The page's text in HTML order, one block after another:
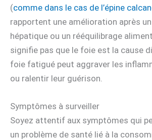
(comme dans le cas de l’épine
rapportent une amélioration après
hépatique ou un rééquilibrage
signifie pas que le foie est la cause
foie fatigué peut aggraver les
ou ralentir leur guérison.
Symptômes à surveiller
Soyez attentif aux symptômes qui
un problème de santé lié à la